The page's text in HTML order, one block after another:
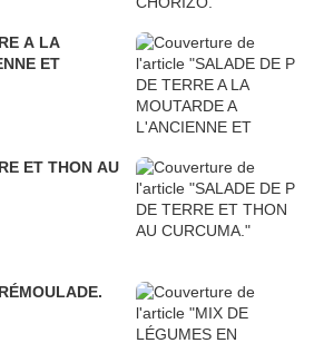
A LA
ET
ET THON AU